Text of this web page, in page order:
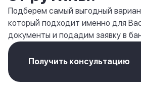
Подберем самый выгодный
который подходит именно для
документы и подадим заявку в
Получить консультацию